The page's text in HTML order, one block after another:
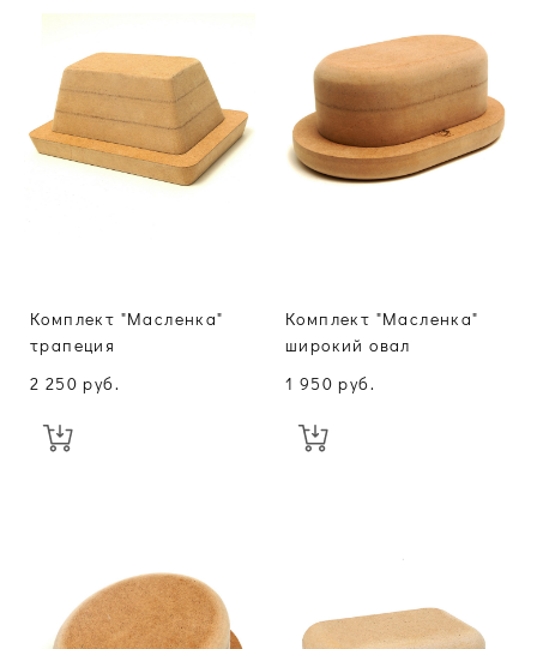
Комплект "Масленка"
трапеция
2 250 pуб.
Комплект "Масленка"
широкий овал
1 950 pуб.